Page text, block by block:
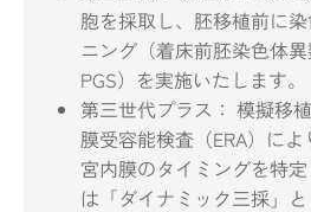
胞を採取し、胚移植前に
ニング（着床前胚染色体
PGS）を実施いたします。
第三世代プラス： 模擬移
膜受容能検査（ERA）に
宮内膜のタイミングを特
は「ダイナミック三採」と